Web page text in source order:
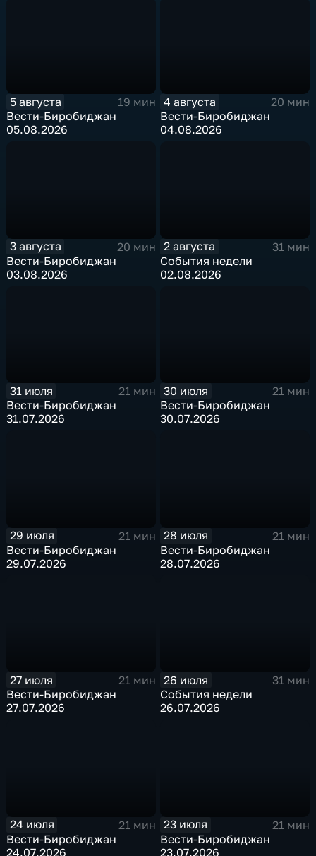
5 августа
19 мин
Вести-Биробиджан
05.08.2026
4 августа
20 мин
Вести-Биробиджан
04.08.2026
3 августа
20 мин
Вести-Биробиджан
03.08.2026
2 августа
31 мин
События недели
02.08.2026
31 июля
21 мин
Вести-Биробиджан
31.07.2026
30 июля
21 мин
Вести-Биробиджан
30.07.2026
29 июля
21 мин
Вести-Биробиджан
29.07.2026
28 июля
21 мин
Вести-Биробиджан
28.07.2026
27 июля
21 мин
Вести-Биробиджан
27.07.2026
26 июля
31 мин
События недели
26.07.2026
24 июля
21 мин
Вести-Биробиджан
24.07.2026
23 июля
21 мин
Вести-Биробиджан
23.07.2026